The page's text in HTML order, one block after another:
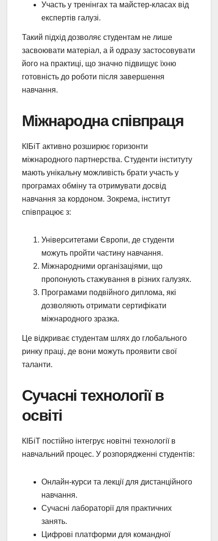
Участь у тренінгах та майстер-класах від
експертів галузі.
Такий підхід дозволяє студентам не лише
засвоювати матеріал, а й одразу застосовувати
його на практиці, що значно підвищує їхню
готовність до роботи після завершення
навчання.
Міжнародна співпраця
КІБіТ активно розширює горизонти
міжнародного партнерства. Студенти інституту
мають унікальну можливість брати участь у
програмах обміну та отримувати досвід
навчання за кордоном. Зокрема, інститут
співпрацює з:
Університетами Європи, де студенти
можуть пройти частину навчання.
Міжнародними організаціями, що
пропонують стажування в різних галузях.
Програмами подвійного диплома, які
дозволяють отримати сертифікати
міжнародного зразка.
Це відкриває студентам шлях до глобального
ринку праці, де вони можуть проявити свої
таланти.
Сучасні технології в
освіті
КІБіТ постійно інтегрує новітні технології в
навчальний процес. У розпорядженні студентів:
Онлайн-курси та лекції для дистанційного
навчання.
Сучасні лабораторії для практичних
занять.
Цифрові платформи для командної